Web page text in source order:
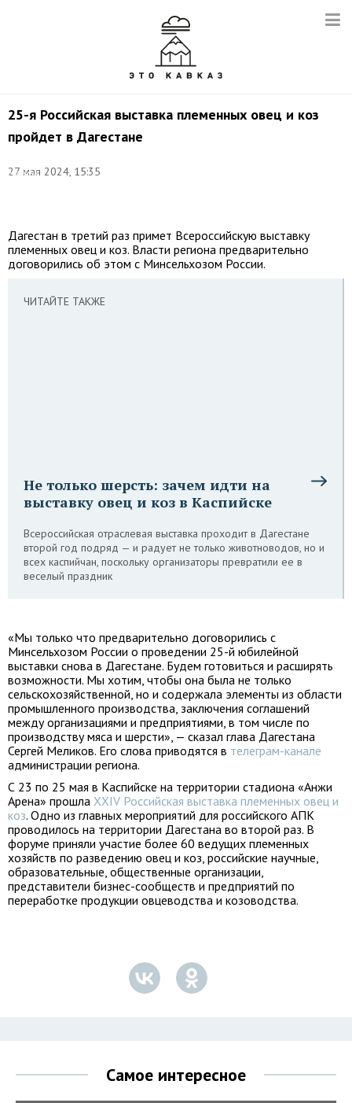
25-я Российская выставка племенных овец и коз
пройдет в Дагестане
27 мая 2024, 15:35
Мадина
Дагестан в третий раз примет Всероссийскую выставку
племенных овец и коз. Власти региона предварительно
договорились об этом с Минсельхозом России.
ЧИТАЙТЕ ТАКЖЕ
Не только шерсть: зачем идти на
выставку овец и коз в Каспийске
Всероссийская отраслевая выставка проходит в Дагестане
второй год подряд — и радует не только животноводов, но и
всех каспийчан, поскольку организаторы превратили ее в
веселый праздник
«Мы только что предварительно договорились с
Минсельхозом России о проведении 25-й юбилейной
выставки снова в Дагестане. Будем готовиться и расширять
возможности. Мы хотим, чтобы она была не только
сельскохозяйственной, но и содержала элементы из области
промышленного производства, заключения соглашений
между организациями и предприятиями, в том числе по
производству мяса и шерсти», — сказал глава Дагестана
Сергей Меликов. Его слова приводятся в телеграм-канале
администрации региона.
С 23 по 25 мая в Каспийске на территории стадиона «Анжи
Арена» прошла XXIV Российская выставка племенных овец и
коз. Одно из главных мероприятий для российского АПК
проводилось на территории Дагестана во второй раз. В
форуме приняли участие более 60 ведущих племенных
хозяйств по разведению овец и коз, российские научные,
образовательные, общественные организации,
представители бизнес-сообществ и предприятий по
переработке продукции овцеводства и козоводства.
Самое интересное